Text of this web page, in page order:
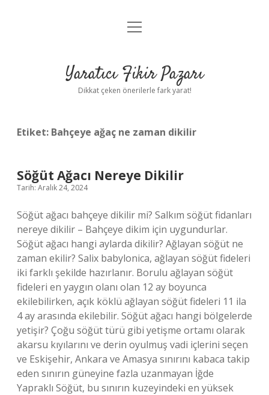
Anasayfa
Yasal Uyarı
menüyü
Yaratıcı Fikir Pazarı
Dikkat çeken önerilerle fark yarat!
Etiket: Bahçeye ağaç ne zaman dikilir
Söğüt Ağacı Nereye Dikilir
Tarih: Aralık 24, 2024
Söğüt ağacı bahçeye dikilir mi? Salkım söğüt fidanları
nereye dikilir – Bahçeye dikim için uygundurlar.
Söğüt ağacı hangi aylarda dikilir? Ağlayan söğüt ne
zaman ekilir? Salix babylonica, ağlayan söğüt fideleri
iki farklı şekilde hazırlanır. Borulu ağlayan söğüt
fideleri en yaygın olanı olan 12 ay boyunca
ekilebilirken, açık köklü ağlayan söğüt fideleri 11 ila
4 ay arasında ekilebilir. Söğüt ağacı hangi bölgelerde
yetişir? Çoğu söğüt türü gibi yetişme ortamı olarak
akarsu kıyılarını ve derin oyulmuş vadi içlerini seçen
ve Eskişehir, Ankara ve Amasya sınırını kabaca takip
eden sınırın güneyine fazla uzanmayan İğde
Yapraklı Söğüt, bu sınırın kuzeyindeki en yüksek